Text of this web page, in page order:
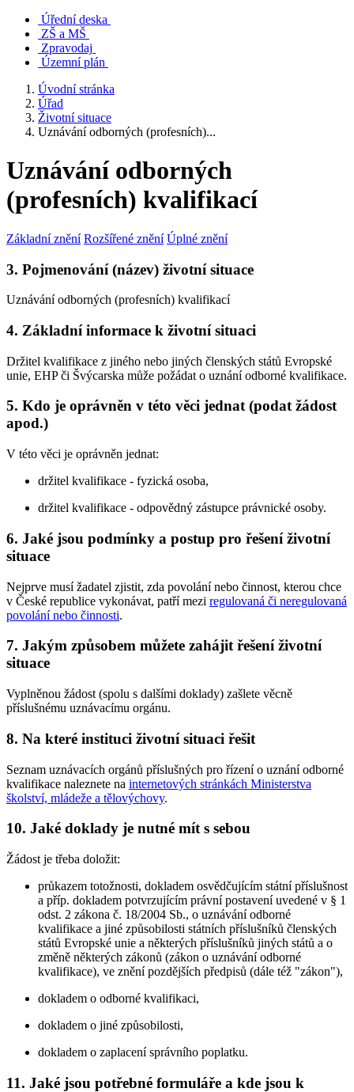
Úřední deska
ZŠ a MŠ
Zpravodaj
Územní plán
Úvodní stránka
Úřad
Životní situace
Uznávání odborných (profesních)...
Uznávání odborných
(profesních) kvalifikací
Základní znění Rozšířené znění Úplné znění
3. Pojmenování (název) životní situace
Uznávání odborných (profesních) kvalifikací
4. Základní informace k životní situaci
Držitel kvalifikace z jiného nebo jiných členských států Evropské
unie, EHP či Švýcarska může požádat o uznání odborné kvalifikace.
5. Kdo je oprávněn v této věci jednat (podat žádost
apod.)
V této věci je oprávněn jednat:
držitel kvalifikace - fyzická osoba,
držitel kvalifikace - odpovědný zástupce právnické osoby.
6. Jaké jsou podmínky a postup pro řešení životní
situace
Nejprve musí žadatel zjistit, zda povolání nebo činnost, kterou chce
v České republice vykonávat, patří mezi regulovaná či neregulovaná
povolání nebo činnosti.
7. Jakým způsobem můžete zahájit řešení životní
situace
Vyplněnou žádost (spolu s dalšími doklady) zašlete věcně
příslušnému uznávacímu orgánu.
8. Na které instituci životní situaci řešit
Seznam uznávacích orgánů příslušných pro řízení o uznání odborné
kvalifikace naleznete na internetových stránkách Ministerstva
školství, mládeže a tělovýchovy.
10. Jaké doklady je nutné mít s sebou
Žádost je třeba doložit:
průkazem totožnosti, dokladem osvědčujícím státní příslušnost
a příp. dokladem potvrzujícím právní postavení uvedené v § 1
odst. 2 zákona č. 18/2004 Sb., o uznávání odborné
kvalifikace a jiné způsobilosti státních příslušníků členských
států Evropské unie a některých příslušníků jiných států a o
změně některých zákonů (zákon o uznávání odborné
kvalifikace), ve znění pozdějších předpisů (dále též "zákon"),
dokladem o odborné kvalifikaci,
dokladem o jiné způsobilosti,
dokladem o zaplacení správního poplatku.
11. Jaké jsou potřebné formuláře a kde jsou k